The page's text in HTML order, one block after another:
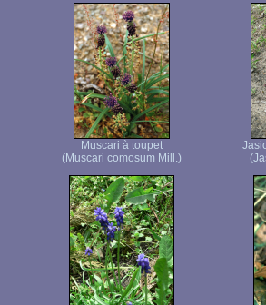
Muscari à toupet
(Muscari comosum Mill.)